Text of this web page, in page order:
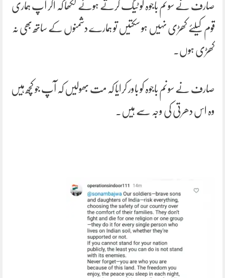
صارف نے سونم باجوہ کو ٹیگ کرتے ہوئے لکھا کہ اگر آپ ہماری
قوم کیلئے کھڑی نہیں ہو سکتیں تو ہمارے دشمنوں کے ساتھ بھی نہ
کھڑی ہوں۔
صارف نے سونم باجوہ کو باور کرایا کہ مت بھولیں کہ آپ جو کچھ ہیں
وہ اس دھرتی کی وجہ سے ہیں۔